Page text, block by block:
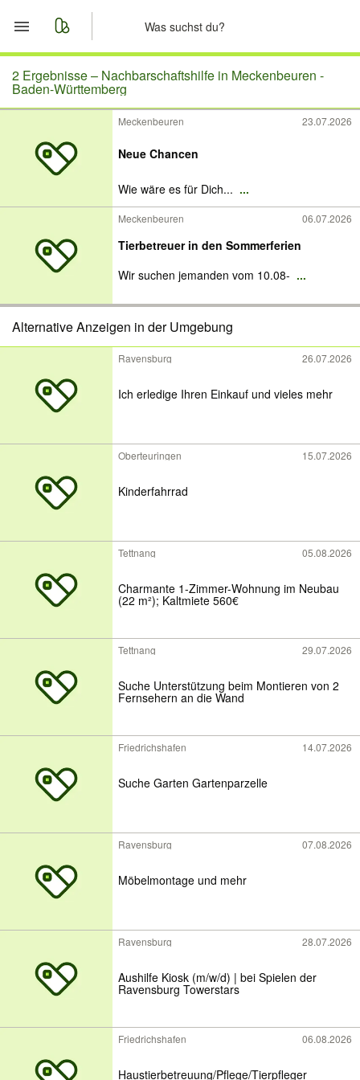
Start
Merkliste
Nachrichten
Anzeige aufgeben
2 Ergebnisse – Nachbarschaftshilfe in Meckenbeuren -
Baden-Württemberg
Meckenbeuren 23.07.2026
Neue Chancen
Wie wäre es für Dich... ...
Meckenbeuren 06.07.2026
Tierbetreuer in den Sommerferien
Wir suchen jemanden vom 10.08- ...
Alternative Anzeigen in der Umgebung
Ravensburg 26.07.2026
Ich erledige Ihren Einkauf und vieles mehr
Oberteuringen 15.07.2026
Kinderfahrrad
Tettnang 05.08.2026
Charmante 1-Zimmer-Wohnung im Neubau
(22 m²); Kaltmiete 560€
Tettnang 29.07.2026
Suche Unterstützung beim Montieren von 2
Fernsehern an die Wand
Friedrichshafen 14.07.2026
Suche Garten Gartenparzelle
Ravensburg 07.08.2026
Möbelmontage und mehr
Ravensburg 28.07.2026
Aushilfe Kiosk (m/w/d) | bei Spielen der
Ravensburg Towerstars
Friedrichshafen 06.08.2026
Haustierbetreuung/Pflege/Tierpfleger